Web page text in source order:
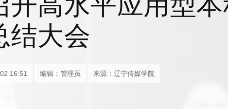
结大会
16:51 编辑：管理员 来源：辽宁传媒学院